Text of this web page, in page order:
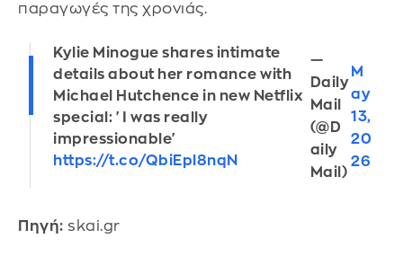
παραγωγές της χρονιάς.
Kylie Minogue shares intimate
details about her romance with
Michael Hutchence in new Netflix
special: 'I was really
impressionable'
https://t.co/QbiEpl8nqN
—
Daily
Mail
(@D
aily
Mail)
M
ay
13,
20
26
Πηγή: skai.gr